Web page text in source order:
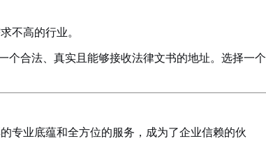
不高的行业。
个合法、真实且能够接收法律文书的地址。选择一个
专业底蕴和全方位的服务，成为了企业信赖的伙